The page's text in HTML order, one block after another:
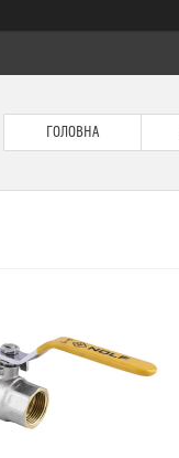
ГОЛОВНА